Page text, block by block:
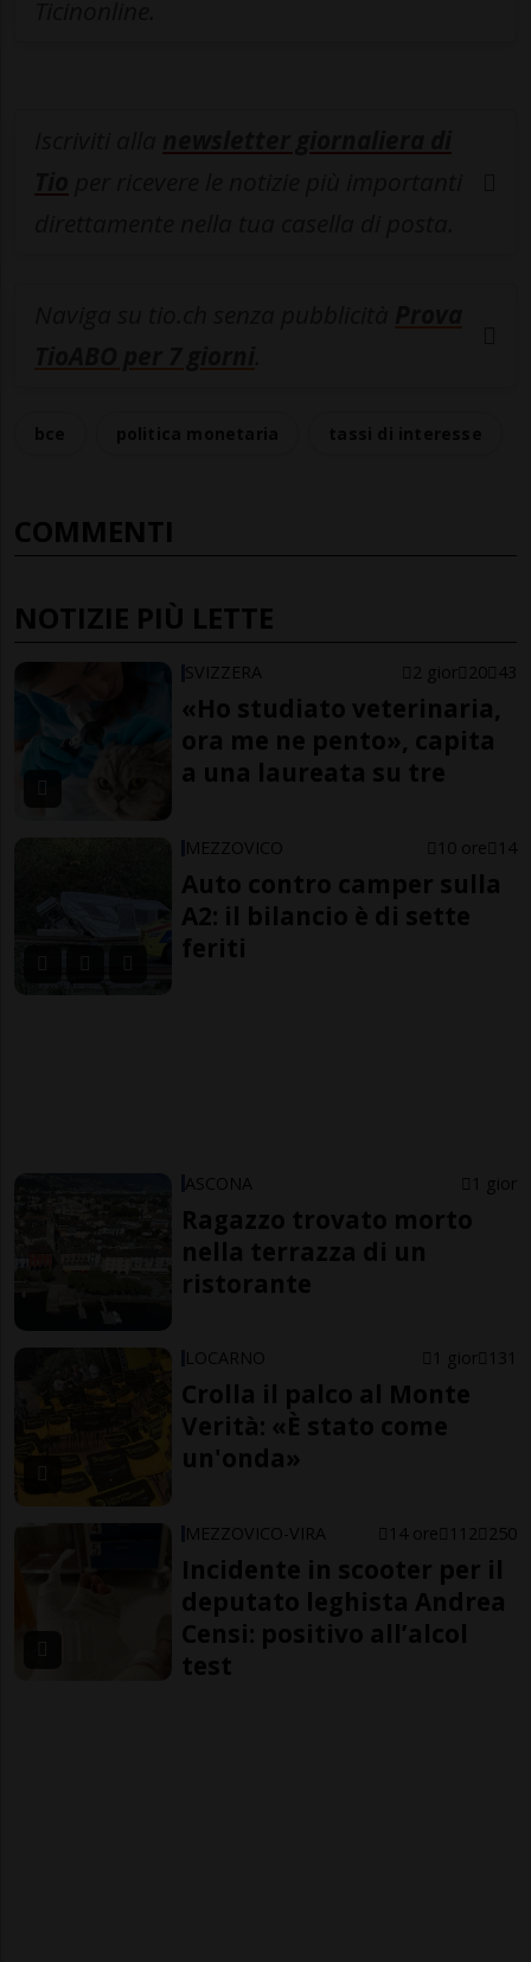
COMMENTI
NOTIZIE PIÙ LETTE
SVIZZERA 2 gior 20 43
«Ho studiato veterinaria,
ora me ne pento», capita
a una laureata su tre
MEZZOVICO 10 ore 14
Auto contro camper sulla
A2: il bilancio è di sette
feriti
ASCONA 1 gior
Ragazzo trovato morto
nella terrazza di un
ristorante
LOCARNO 1 gior 131
Crolla il palco al Monte
Verità: «È stato come
un'onda»
MEZZOVICO-VIRA 14 ore 112 250
Incidente in scooter per il
deputato leghista Andrea
Censi: positivo all’alcol
test